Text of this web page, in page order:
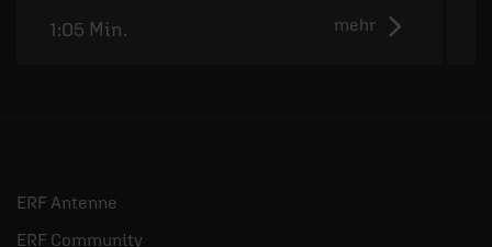
mehr
1:05 Min.
ERF Antenne
ERF Community